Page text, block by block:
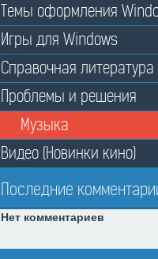
Темы оформления
Игры для Windows
Справочная литература
Проблемы и решения
Музыка
Видео (Новинки кино)
Последние
Нет комментариев